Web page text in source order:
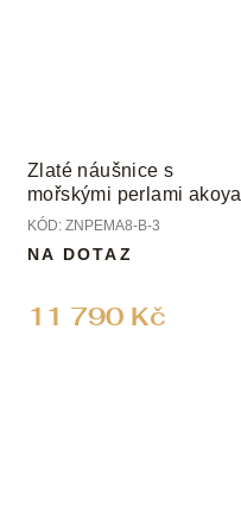
Zlaté náušnice s
mořskými perlami akoya
KÓD: ZNPEMA8-B-3
11 790 Kč
NA DOTAZ